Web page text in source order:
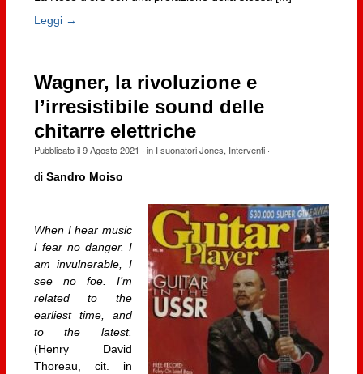
Leggi →
Wagner, la rivoluzione e
l’irresistibile sound delle
chitarre elettriche
Pubblicato il9 Agosto 2021 · in I suonatori Jones, Interventi·
di Sandro Moiso
When I hear music
I fear no danger. I
am invulnerable, I
see no foe. I’m
related to the
earliest time, and
to the latest.
(Henry David
Thoreau, cit. in